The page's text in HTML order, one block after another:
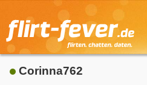
Corinna762